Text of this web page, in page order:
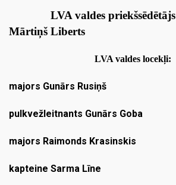
LVA valdes priekšsēdētājs
Mārtiņš Liberts
LVA valdes locekļi:
majors Gunārs Rusiņš
pulkvežleitnants Gunārs Goba
majors Raimonds Krasinskis
kapteine Sarma Līne